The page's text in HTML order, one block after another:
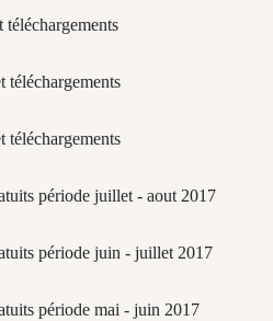
téléchargements
téléchargements
période juillet - aout 2017
période juin - juillet 2017
période mai - juin 2017